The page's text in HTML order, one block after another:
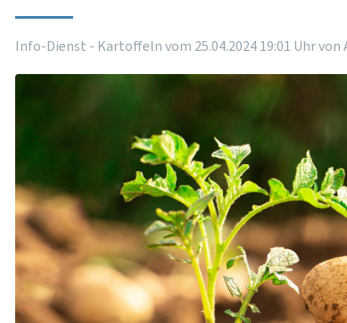
Info-Dienst - Kartoffeln vom 25.04.202419:01 Uhrvon